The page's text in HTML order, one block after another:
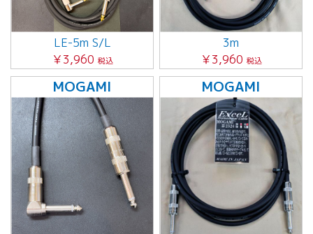
LE-5m S/L
￥3,960 税込
3m
￥3,960 税込
MOGAMI MOGAMI